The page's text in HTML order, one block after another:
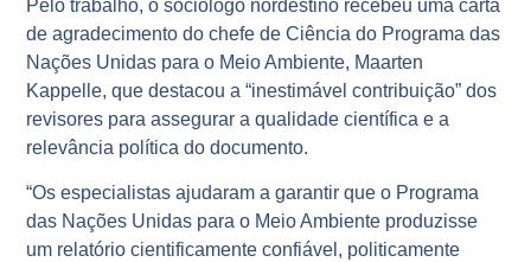
Pelo trabalho, o sociólogo nordestino recebeu uma carta
de agradecimento do chefe de Ciência do Programa das
Nações Unidas para o Meio Ambiente, Maarten
Kappelle, que destacou a “inestimável contribuição” dos
revisores para assegurar a qualidade científica e a
relevância política do documento.
“Os especialistas ajudaram a garantir que o Programa
das Nações Unidas para o Meio Ambiente produzisse
um relatório cientificamente confiável, politicamente